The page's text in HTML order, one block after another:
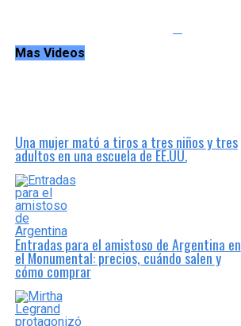
Mas Videos
Una mujer mató a tiros a tres niños y tres
adultos en una escuela de EE.UU.
Entradas para el amistoso de Argentina en
el Monumental: precios, cuándo salen y
cómo comprar